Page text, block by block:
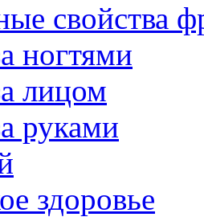
свойства
ногтями
лицом
руками
здоровье